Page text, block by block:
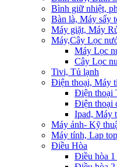
Bình giữ nhiệt,
Bàn là, Máy sấy
Máy giặt, Máy
Máy,Cây Lọc
Máy Lọc
Cây Lọc
Tivi, Tủ lạnh
Điện thoại, Máy
Điện thoại
Điện thoại
Ipad, Máy
Máy ảnh- Kỹ
Máy tính, Lap top
Điều Hòa
Điều hòa 1